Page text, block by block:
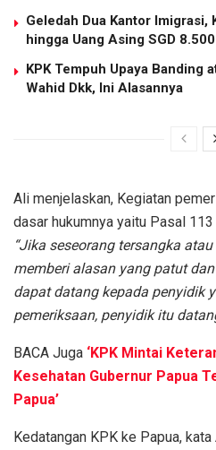
Geledah Dua Kantor Imigrasi,
hingga Uang Asing SGD 8.500
KPK Tempuh Upaya Banding
Wahid Dkk, Ini Alasannya
Ali menjelaskan, Kegiatan
dasar hukumnya yaitu Pasal
“Jika seseorang tersangka
memberi alasan yang patut
dapat datang kepada penyidik
pemeriksaan, penyidik itu
BACA Juga ‘KPK Mintai
Kesehatan Gubernur Papua
Papua’
Kedatangan KPK ke Papua,